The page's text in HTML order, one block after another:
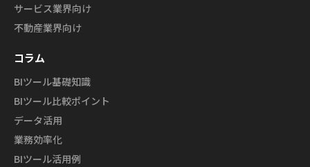
サービス業界向け
不動産業界向け
コラム
BIツール基礎知識
BIツール比較ポイント
データ活用
業務効率化
BIツール活用例